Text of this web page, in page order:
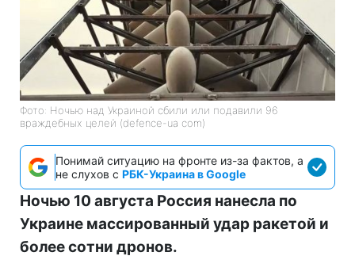
Фото: Ночью над Украиной сбили или подавили 96
враждебных целей (defence-ua com)
Понимай ситуацию на фронте из-за фактов, а
не слухов с РБК-Украина в Google
Ночью 10 августа Россия нанесла по
Украине массированный удар ракетой и
более сотни дронов.